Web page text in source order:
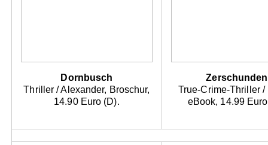
Dornbusch
Thriller / Alexander, Broschur,
14.90 Euro (D).
Zerschunden
True-Crime-Thriller /
eBook, 14.99